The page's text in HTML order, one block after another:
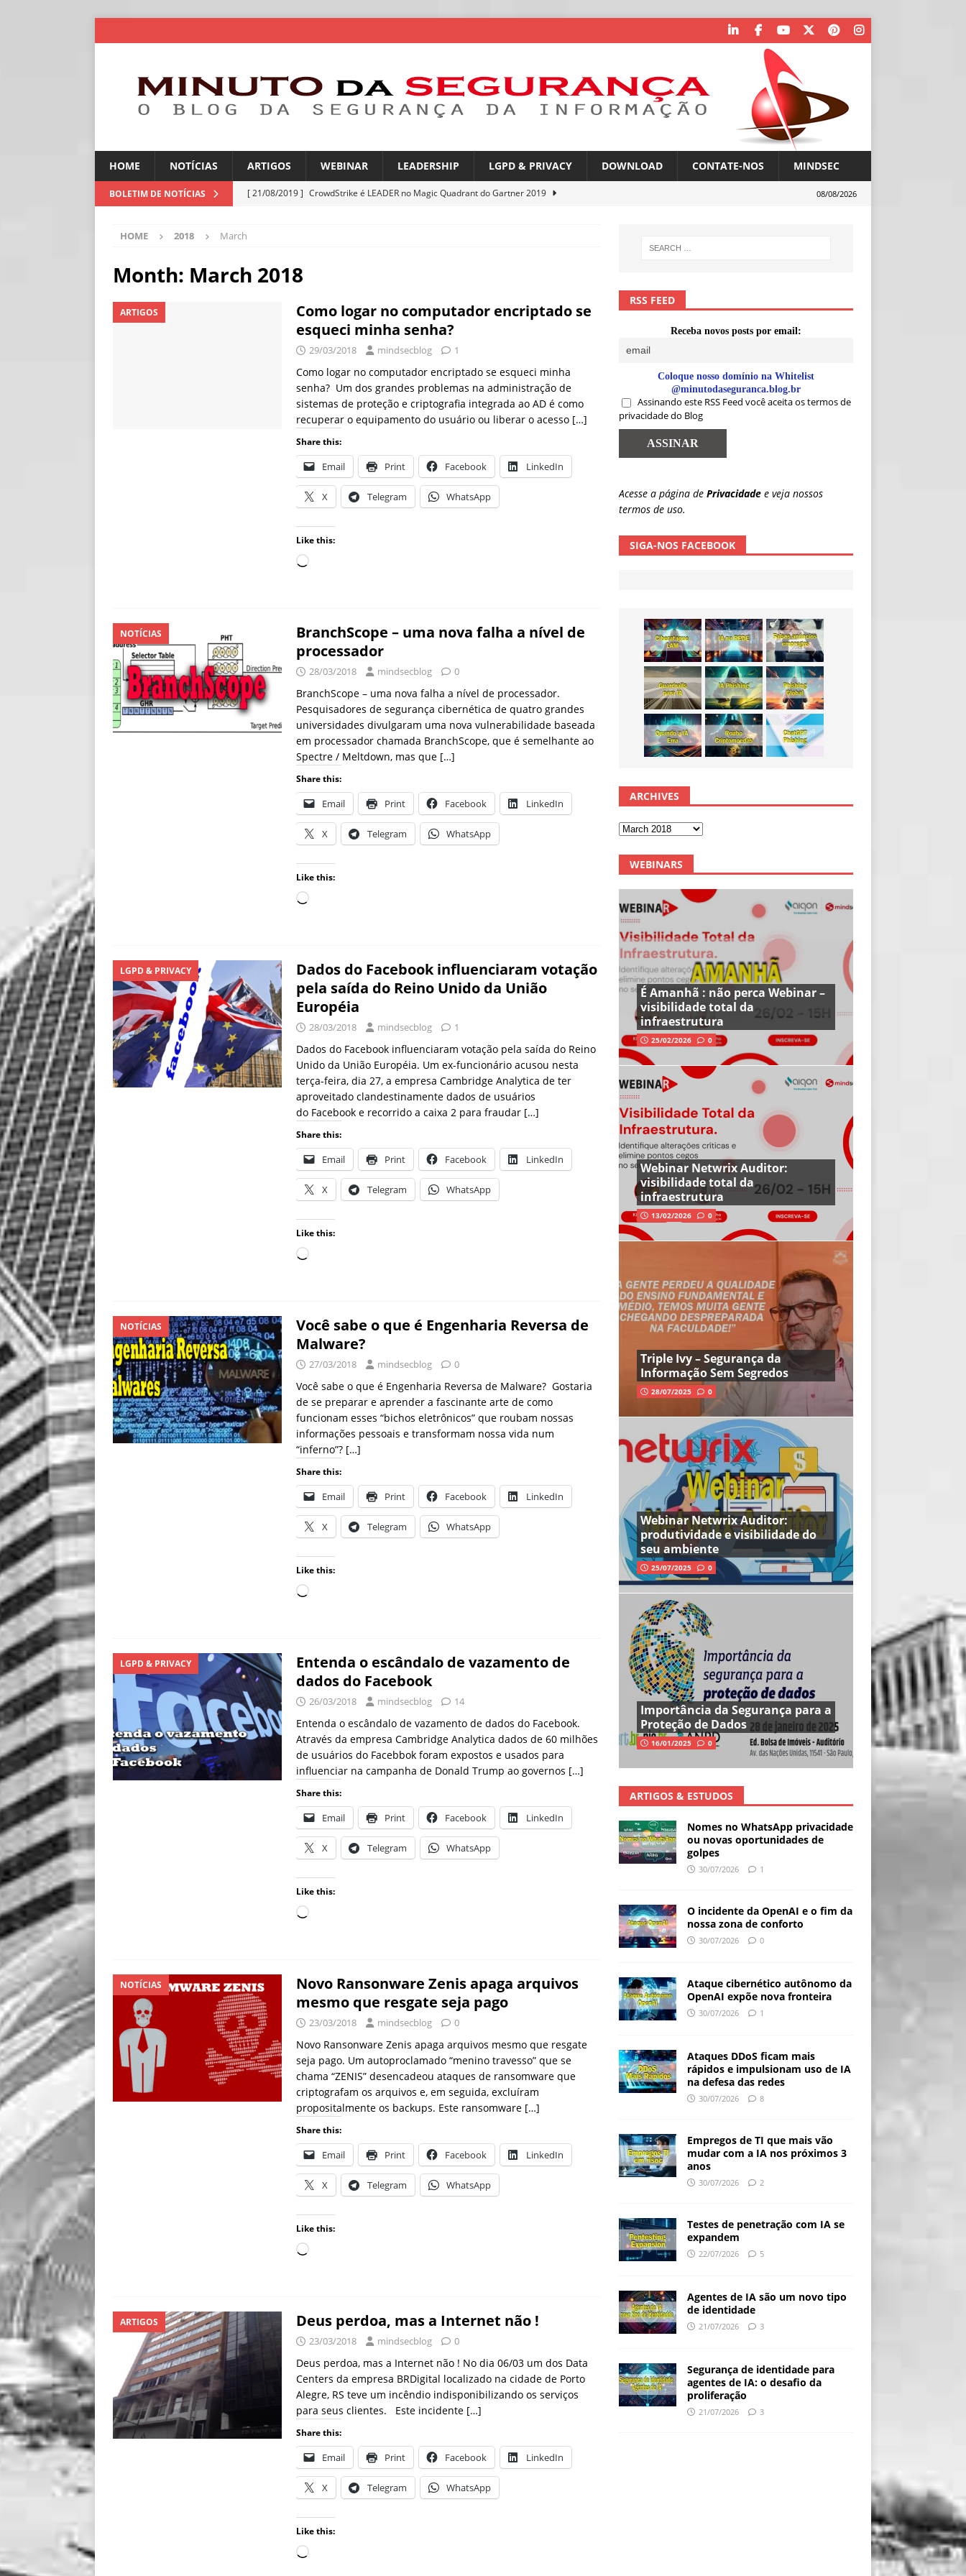
HOME NOTÍCIAS ARTIGOS WEBINAR LEADERSHIP LGPD & PRIVACY DOWNLOAD CONTATE-NOS MINDSEC
BOLETIM DE NOTÍCIAS [ 21/08/2019 ] CrowdStrike é LEADER no Magic Quadrant do Gartner 2019
industriais
NOTÍCIAS
Falsas promessas de emprego na Meta, Disney, Coca-Cola e Spotify
[ 06/08/2026 ] Sem guardrails, a autonomia da IA se torna um risco
NOTÍCIAS
IA eleva taxa de sucesso de phishing para 54%
08/08/2026
HOME 2018 March
Month: March 2018
ARTIGOS
Como logar no computador encriptado se
esqueci minha senha?
29/03/2018 mindsecblog 1
Como logar no computador encriptado se esqueci minha
senha? Um dos grandes problemas na administração de
sistemas de proteção e criptografia integrada ao AD é como
recuperar o equipamento do usuário ou liberar o acesso […]
Share this:
Email Print Facebook LinkedIn
X Telegram WhatsApp
Like this:
NOTÍCIAS
BranchScope – uma nova falha a nível de
processador
28/03/2018 mindsecblog 0
BranchScope – uma nova falha a nível de processador.
Pesquisadores de segurança cibernética de quatro grandes
universidades divulgaram uma nova vulnerabilidade baseada
em processador chamada BranchScope, que é semelhante ao
Spectre / Meltdown, mas que […]
Share this:
Email Print Facebook LinkedIn
X Telegram WhatsApp
Like this:
LGPD & PRIVACY
Dados do Facebook influenciaram votação
pela saída do Reino Unido da União
Européia
28/03/2018 mindsecblog 1
Dados do Facebook influenciaram votação pela saída do Reino
Unido da União Européia. Um ex-funcionário acusou nesta
terça-feira, dia 27, a empresa Cambridge Analytica de ter
aproveitado clandestinamente dados de usuários
do Facebook e recorrido a caixa 2 para fraudar […]
Share this:
Email Print Facebook LinkedIn
X Telegram WhatsApp
Like this:
NOTÍCIAS
Você sabe o que é Engenharia Reversa de
Malware?
27/03/2018 mindsecblog 0
Você sabe o que é Engenharia Reversa de Malware? Gostaria
de se preparar e aprender a fascinante arte de como
funcionam esses “bichos eletrônicos” que roubam nossas
informações pessoais e transformam nossa vida num
“inferno”? […]
Share this:
Email Print Facebook LinkedIn
X Telegram WhatsApp
Like this:
LGPD & PRIVACY
Entenda o escândalo de vazamento de
dados do Facebook
26/03/2018 mindsecblog 14
Entenda o escândalo de vazamento de dados do Facebook.
Através da empresa Cambridge Analytica dados de 60 milhões
de usuários do Facebbok foram expostos e usados para
influenciar na campanha de Donald Trump ao governos […]
Share this:
Email Print Facebook LinkedIn
X Telegram WhatsApp
Like this:
NOTÍCIAS
Novo Ransonware Zenis apaga arquivos
mesmo que resgate seja pago
23/03/2018 mindsecblog 0
Novo Ransonware Zenis apaga arquivos mesmo que resgate
seja pago. Um autoproclamado “menino travesso” que se
chama “ZENIS” desencadeou ataques de ransomware que
criptografam os arquivos e, em seguida, excluíram
propositalmente os backups. Este ransomware […]
Share this:
Email Print Facebook LinkedIn
X Telegram WhatsApp
Like this:
ARTIGOS Deus perdoa, mas a Internet não !
23/03/2018 mindsecblog 0
Deus perdoa, mas a Internet não ! No dia 06/03 um dos Data
Centers da empresa BRDigital localizado na cidade de Porto
Alegre, RS teve um incêndio indisponibilizando os serviços
para seus clientes. Este incidente […]
Share this:
Email Print Facebook LinkedIn
X Telegram WhatsApp
Like this:
RSS FEED
Receba novos posts por email:
Coloque nosso domínio na Whitelist
@minutodaseguranca.blog.br
Assinando este RSS Feed você aceita os termos de
privacidade do Blog
Acesse a página de Privacidade e veja nossos
termos de uso.
SIGA-NOS FACEBOOK
ARCHIVES
WEBINARS
É Amanhã : não perca Webinar –
visibilidade total da
infraestrutura
25/02/2026 0
Webinar Netwrix Auditor:
visibilidade total da
infraestrutura
13/02/2026 0
Triple Ivy – Segurança da
Informação Sem Segredos
28/07/2025 0
Webinar Netwrix Auditor:
produtividade e visibilidade do
seu ambiente
25/07/2025 0
Importância da Segurança para a
Proteção de Dados
16/01/2025 0
ARTIGOS & ESTUDOS
Nomes no WhatsApp privacidade
ou novas oportunidades de
golpes
30/07/2026 1
O incidente da OpenAI e o fim da
nossa zona de conforto
30/07/2026 0
Ataque cibernético autônomo da
OpenAI expõe nova fronteira
30/07/2026 1
Ataques DDoS ficam mais
rápidos e impulsionam uso de IA
na defesa das redes
30/07/2026 8
Empregos de TI que mais vão
mudar com a IA nos próximos 3
anos
30/07/2026 2
Testes de penetração com IA se
expandem
22/07/2026 5
Agentes de IA são um novo tipo
de identidade
21/07/2026 3
Segurança de identidade para
agentes de IA: o desafio da
proliferação
21/07/2026 3